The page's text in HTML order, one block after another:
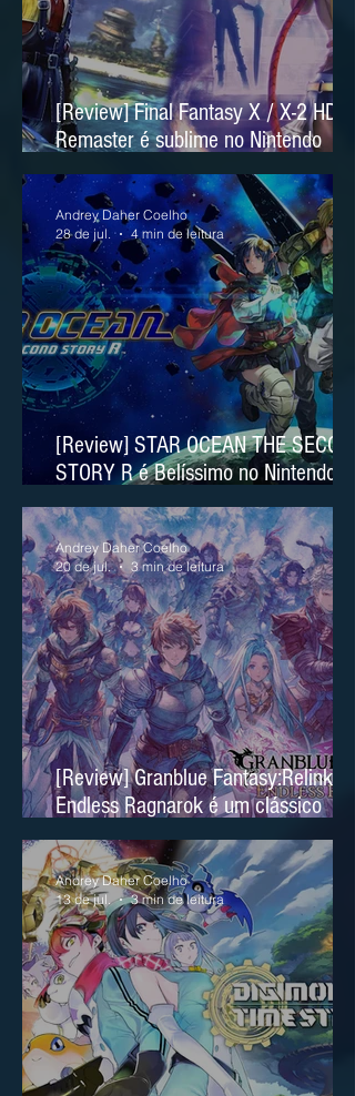
[Review] Final Fantasy X / X-2 HD
Remaster é sublime no Nintendo
Switch 2
[Review] STAR OCEAN THE SECOND
STORY R é Belíssimo no Nintendo
Switch 2
Andrey Daher Coelho
28 de jul.
4 min de leitura
[Review] Granblue Fantasy:Relink
Endless Ragnarok é um clássico
moderno no Nintendo Switch 2
Andrey Daher Coelho
20 de jul.
3 min de leitura
Andrey Daher Coelho
13 de jul.
3 min de leitura